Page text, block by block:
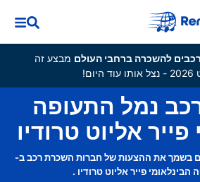
מבצע זה
נמל התעופה
אליוט טרודיו
בשמך את ההצעות של חברות השכרת רכב ב-
הבינלאומי פייר אליוט טרודיו .